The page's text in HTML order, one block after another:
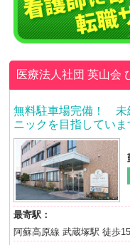
医療法人社団 英山会
無料駐車場完備！ 未
ニックを目指していま
最寄駅：
阿蘇高原線 武蔵塚駅 徒歩